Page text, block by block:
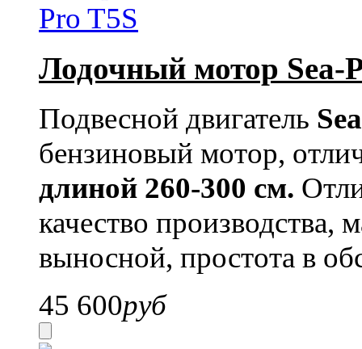
Лодочный мотор Sea-
Подвесной двигатель
бензиновый мотор,
длиной 260-300 см.
качество производства,
выносной, простота в
45 600руб